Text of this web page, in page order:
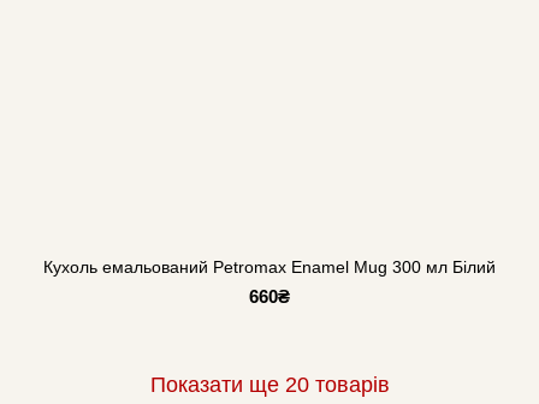
Кухоль емальований Petromax Enamel Mug 300 мл Білий
660₴
Показати ще 20 товарів